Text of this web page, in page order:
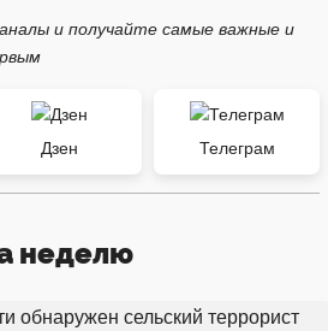
и получайте самые важные и
Дзен Телеграм
неделю